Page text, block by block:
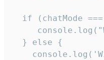
if (chatMode
  } else {